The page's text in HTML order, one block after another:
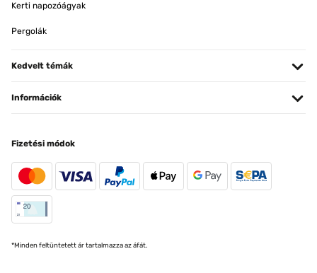
Kerti napozóágyak
Pergolák
Kedvelt témák
Információk
Fizetési módok
*Minden feltüntetett ár tartalmazza az áfát.